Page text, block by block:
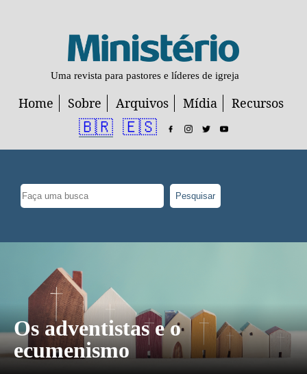
Uma revista para pastores e líderes de igreja
Home Sobre Arquivos Mídia Recursos
🇧🇷 🇪🇸
Pesquisar
Os adventistas e o
ecumenismo